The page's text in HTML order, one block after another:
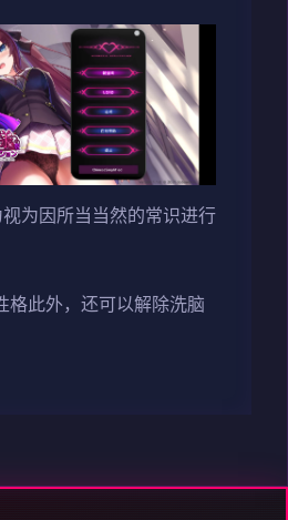
为因所当当然的常识进行
格此外，还可以解除洗脑